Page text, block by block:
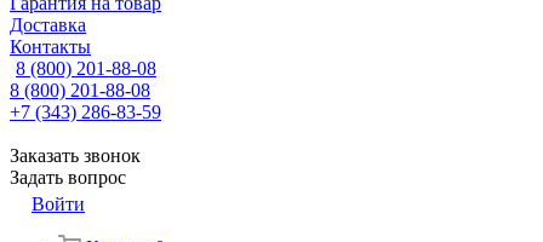
Доставка
Контакты
8 (800) 201-88-08
8 (800) 201-88-08
+7 (343) 286-83-59
Заказать звонок
Задать вопрос
Войти